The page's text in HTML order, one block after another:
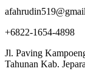
+6822-1654-4898
Jl. Paving
Tahunan Kab.